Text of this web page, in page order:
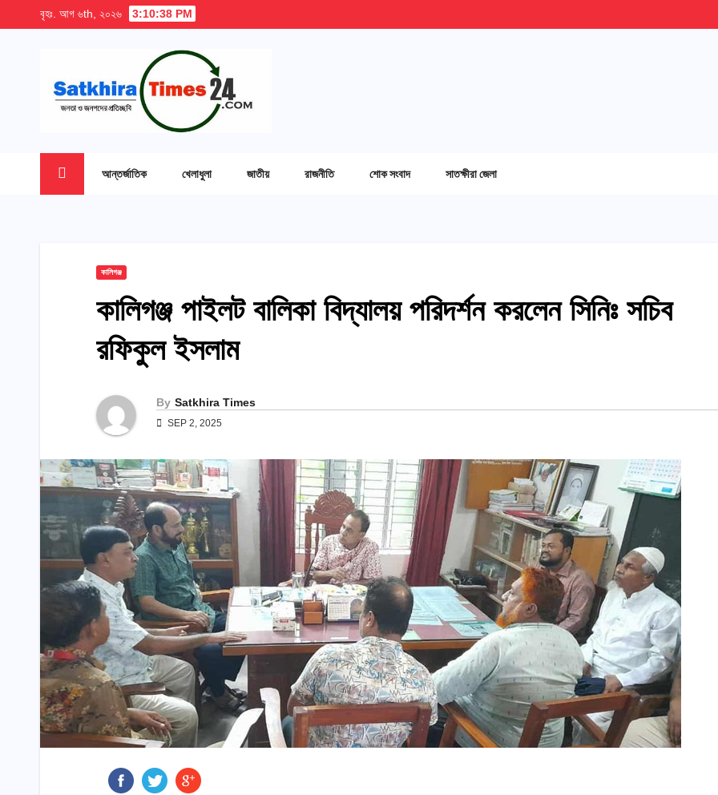
বৃহঃ. আগ ৬th, ২০২৬ 3:10:39 PM
আন্তর্জাতিক খেলাধুলা জাতীয় রাজনীতি শোক সংবাদ সাতক্ষীরা জেলা
কালিগঞ্জ
কালিগঞ্জ পাইলট বালিকা বিদ্যালয় পরিদর্শন করলেন সিনিঃ সচিব
রফিকুল ইসলাম
By Satkhira Times
SEP 2, 2025